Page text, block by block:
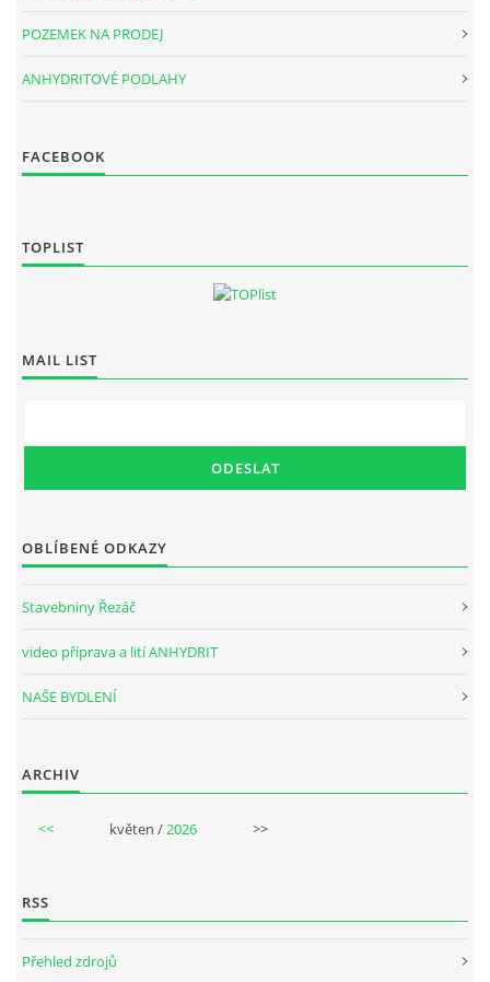
POZEMEK NA PRODEJ
ANHYDRITOVÉ PODLAHY
FACEBOOK
TOPLIST
MAIL LIST
OBLÍBENÉ ODKAZY
Stavebniny Řezáč
video příprava a lití ANHYDRIT
NAŠE BYDLENÍ
ARCHIV
<< květen / 2026 >>
RSS
Přehled zdrojů